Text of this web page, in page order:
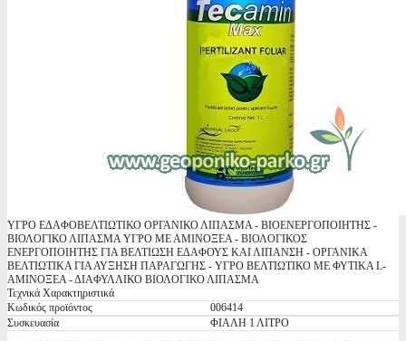
ΥΓΡΟ ΕΔΑΦΟΒΕΛΤΙΩΤΙΚΟ ΟΡΓΑΝΙΚΟ ΛΙΠΑΣΜΑ - ΒΙΟΕΝΕΡΓΟΠΟΙΗΤΗΣ -
ΒΙΟΛΟΓΙΚΟ ΛΙΠΑΣΜΑ ΥΓΡΟ ΜΕ ΑΜΙΝΟΞΕΑ - ΒΙΟΛΟΓΙΚΟΣ
ΕΝΕΡΓΟΠΟΙΗΤΗΣ ΓΙΑ ΒΕΛΤΙΩΣΗ ΕΔΑΦΟΥΣ ΚΑΙ ΛΙΠΑΝΣΗ - ΟΡΓΑΝΙΚΑ
ΒΕΛΤΙΩΤΙΚΑ ΓΙΑ ΑΥΞΗΣΗ ΠΑΡΑΓΩΓΗΣ - ΥΓΡΟ ΒΕΛΤΙΩΤΙΚΟ ΜΕ ΦΥΤΙΚΑ L-
ΑΜΙΝΟΞΕΑ - ΔΙΑΦΥΛΛΙΚΟ ΒΙΟΛΟΓΙΚΟ ΛΙΠΑΣΜΑ
Τεχνικά Χαρακτηριστικά
Κωδικός προϊόντος
006414
Συσκευασία
ΦΙΑΛΗ 1 ΛΙΤΡΟ